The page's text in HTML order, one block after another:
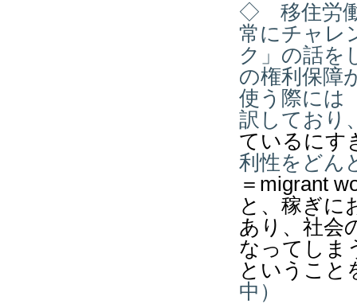
◇ 移住労働
常にチャレ
ク 」の話を
の権利保障
使う際には
訳しており
ているにす
利性をどん
＝ migrant
と、稼ぎに
あり、社会
なってしま
ということ
中）